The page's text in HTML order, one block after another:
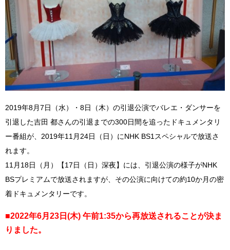
2019年8月7日（水）・8日（木）の引退公演でバレエ・ダンサーを
引退した吉田 都さんの引退までの300日間を追ったドキュメンタリ
ー番組が、2019年11月24日（日）にNHK BS1スペシャルで放送さ
れます。
11月18日（月）【17日（日）深夜】には、引退公演の様子がNHK
BSプレミアムで放送されますが、その公演に向けての約10か月の密
着ドキュメンタリーです。
■2022年6月23日(木) 午前1:35から再放送されることが決ま
りました。